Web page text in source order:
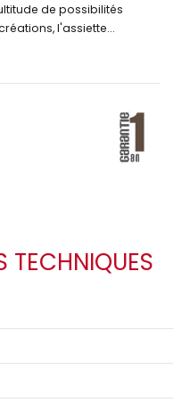
de possibilités
l'assiette...
TECHNIQUES